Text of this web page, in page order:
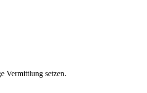
Vermittlung setzen.